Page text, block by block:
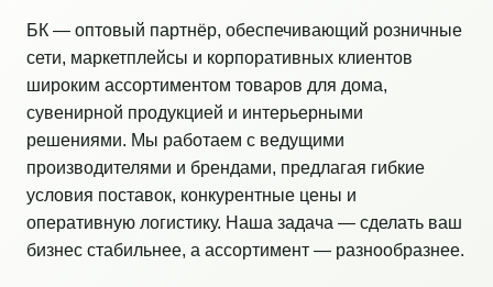
БК — оптовый партнёр, обеспечивающий розничные
сети, маркетплейсы и корпоративных клиентов
широким ассортиментом товаров для дома,
сувенирной продукцией и интерьерными
решениями. Мы работаем с ведущими
производителями и брендами, предлагая гибкие
условия поставок, конкурентные цены и
оперативную логистику. Наша задача — сделать ваш
бизнес стабильнее, а ассортимент — разнообразнее.